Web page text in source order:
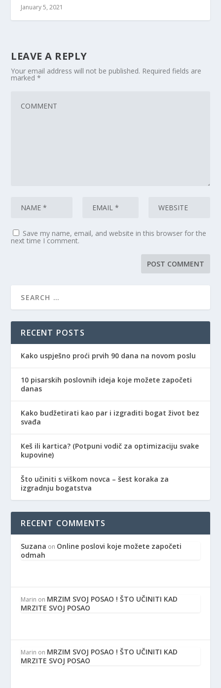
January 5, 2021
LEAVE A REPLY
Your email address will not be published. Required fields are
marked*
Save my name, email, and website in this browser for the
next time I comment.
RECENT POSTS
Kako uspješno proći prvih 90 dana na novom poslu
10 pisarskih poslovnih ideja koje možete započeti
danas
Kako budžetirati kao par i izgraditi bogat život bez
svađa
Keš ili kartica? (Potpuni vodič za optimizaciju svake
kupovine)
Što učiniti s viškom novca – šest koraka za
izgradnju bogatstva
RECENT COMMENTS
Suzana on Online poslovi koje možete započeti
odmah
Marin on MRZIM SVOJ POSAO ! ŠTO UČINITI KAD
MRZITE SVOJ POSAO
Marin on MRZIM SVOJ POSAO ! ŠTO UČINITI KAD
MRZITE SVOJ POSAO